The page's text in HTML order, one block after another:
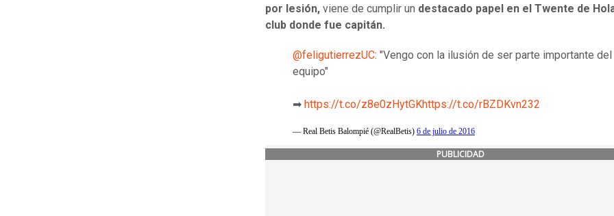
por lesión, viene de cumplir un destacado papel en el Twente de
club donde fue capitán.
@feligutierrezUC: "Vengo con la ilusión de ser parte importante del
equipo"
➡ https://t.co/z8e0zHytGKhttps://t.co/rBZDKvn232
— Real Betis Balompié (@RealBetis) 6 de julio de 2016
PUBLICIDAD